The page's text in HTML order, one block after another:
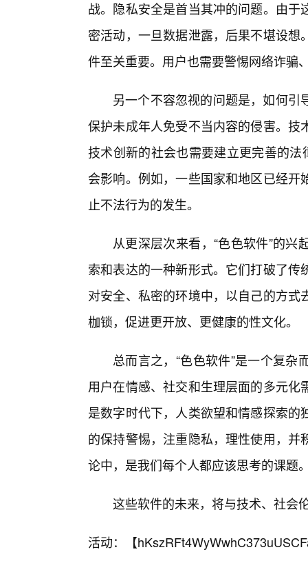
战。隐私安全是首当其冲的问题。由
密活动，一旦数据泄露，后果不堪设
件至关重要。用户也需要警惕网络诈骗
另一个不容忽视的问题是，如何
保护未成年人免受不当内容的侵害。
技术创新的社会也需要建立更完善的
会影响。例如，一些国家和地区已经
止不法行为的发生。
从更深层次来看，“色色软件”的
索和表达的一种新形式。它们打破了
对安全、私密的环境中，以自己的方
枷锁，促进更开放、更健康的性文化。
总而言之，“色色软件”是一个复
用户在情感、社交和生理层面的多元
是数字时代下，人类欲望和情感探索
的保持警惕，注重隐私，理性使用，
论中，是我们每个人都应该思考的课题
这些软件的未来，将与技术、社会
活动：【